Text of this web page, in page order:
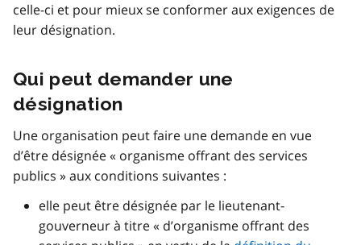
celle-ci et pour mieux se conformer aux exigences de
leur désignation.
Qui peut demander une
désignation
Une organisation peut faire une demande en vue
d’être désignée « organisme offrant des services
publics » aux conditions suivantes :
elle peut être désignée par le lieutenant-
gouverneur à titre « d’organisme offrant des